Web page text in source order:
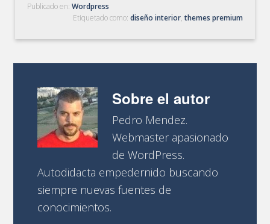
Publicado en:Wordpress
Etiquetado como: diseño interior, themes premium
Sobre el autor
Pedro Mendez.
Webmaster apasionado
de WordPress.
Autodidacta empedernido buscando
siempre nuevas fuentes de
conocimientos.